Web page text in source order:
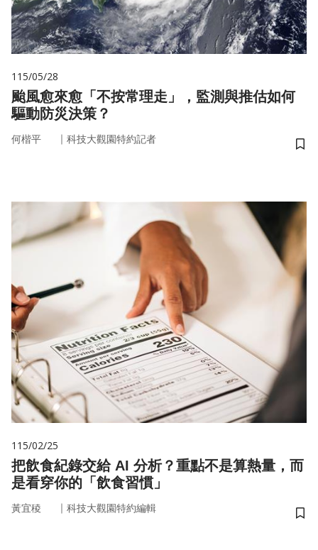
115/05/28
颱風愈來愈「不按常理走」，監測與推估如何
驅動防災決策？
何楷平 ｜ 科技大觀園特約記者
儲
115/02/25
把飲食紀錄交給 AI 分析？重點不是算熱量，而
是看穿你的「飲食習慣」
黃宜稜 ｜ 科技大觀園特約編輯
儲